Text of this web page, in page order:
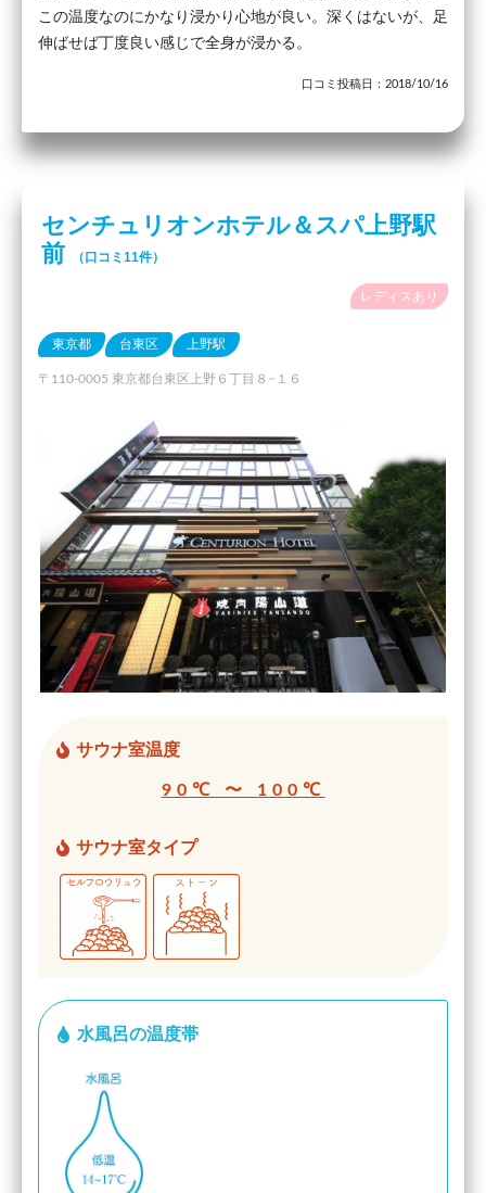
この温度なのにかなり浸かり心地が良い。深くはないが、足
伸ばせば丁度良い感じで全身が浸かる。
口コミ投稿日：2018/10/16
センチュリオンホテル＆スパ上野駅
前
（口コミ11件）
レディスあり
東京都 台東区 上野駅
〒110-0005 東京都台東区上野６丁目８−１６
サウナ室温度
90℃ 〜 100℃
サウナ室タイプ
水風呂の温度帯